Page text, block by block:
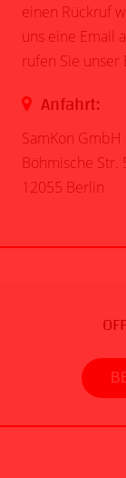
einen Rückruf
uns eine Email
rufen Sie unser
Anfahrt:
SamKon GmbH
Böhmische Str.
12055 Berlin